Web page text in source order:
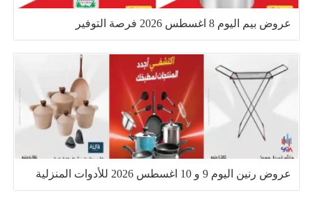
عروض بيم اليوم 8 اغسطس 2026 فرصة التوفير
عروض رنين اليوم 9 و 10 اغسطس 2026 للأدوات المنزلية